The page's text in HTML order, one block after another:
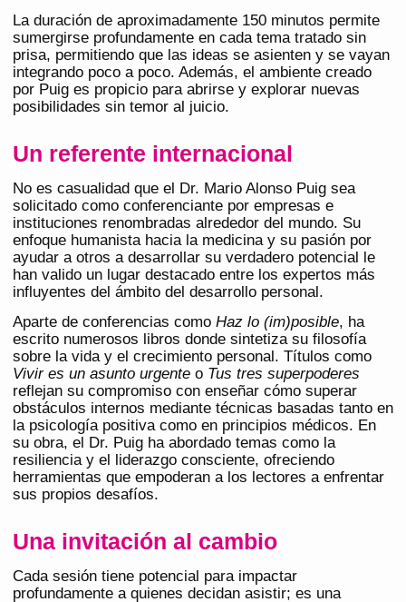
La duración de aproximadamente 150 minutos permite
sumergirse profundamente en cada tema tratado sin
prisa, permitiendo que las ideas se asienten y se vayan
integrando poco a poco. Además, el ambiente creado
por Puig es propicio para abrirse y explorar nuevas
posibilidades sin temor al juicio.
Un referente internacional
No es casualidad que el Dr. Mario Alonso Puig sea
solicitado como conferenciante por empresas e
instituciones renombradas alrededor del mundo. Su
enfoque humanista hacia la medicina y su pasión por
ayudar a otros a desarrollar su verdadero potencial le
han valido un lugar destacado entre los expertos más
influyentes del ámbito del desarrollo personal.
Aparte de conferencias como Haz lo (im)posible, ha
escrito numerosos libros donde sintetiza su filosofía
sobre la vida y el crecimiento personal. Títulos como
Vivir es un asunto urgente o Tus tres superpoderes
reflejan su compromiso con enseñar cómo superar
obstáculos internos mediante técnicas basadas tanto en
la psicología positiva como en principios médicos. En
su obra, el Dr. Puig ha abordado temas como la
resiliencia y el liderazgo consciente, ofreciendo
herramientas que empoderan a los lectores a enfrentar
sus propios desafíos.
Una invitación al cambio
Cada sesión tiene potencial para impactar
profundamente a quienes decidan asistir; es una